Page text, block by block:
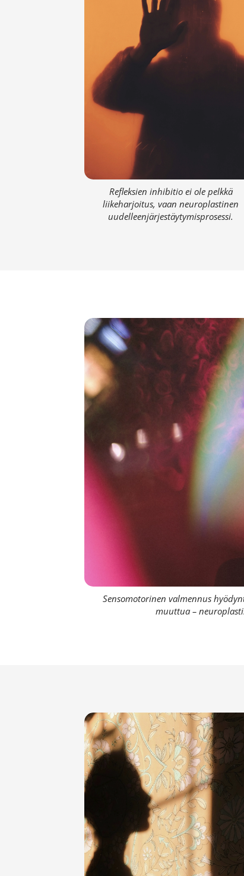
Refleksien inhibitio ei ole pelkkä
liikeharjoitus, vaan neuroplastinen
uudelleenjärjestäytymisprosessi.
Sensomotorinen valmennus
muuttua –